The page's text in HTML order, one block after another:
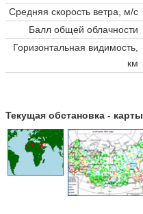
Средняя скорость ветра, м/с
Балл общей облачности
Горизонтальная видимость,
км
Текущая обстановка - карты